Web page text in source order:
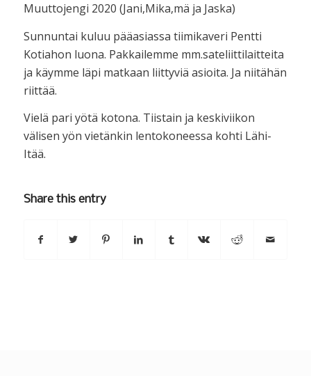
Muuttojengi 2020 (Jani,Mika,mä ja Jaska)
Sunnuntai kuluu pääasiassa tiimikaveri Pentti
Kotiahon luona. Pakkailemme mm.sateliittilaitteita
ja käymme läpi matkaan liittyviä asioita. Ja niitähän
riittää.
Vielä pari yötä kotona. Tiistain ja keskiviikon
välisen yön vietänkin lentokoneessa kohti Lähi-
Itää.
Share this entry